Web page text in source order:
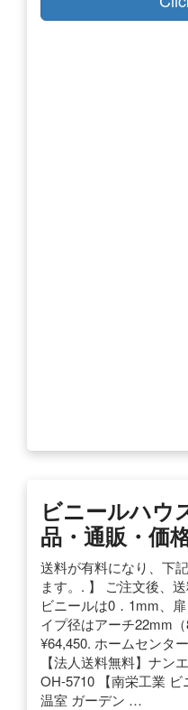
ビニールハウ
品・通販・価
送料が有料になり、下
ます。. 】 ご注文後、
ビニールは0．1mm、
イプ径はアーチ22mm
¥64,450. ホームセンタ
【法人送料無料】ナン
OH-5710 【南栄工業
温室 ガーデン …